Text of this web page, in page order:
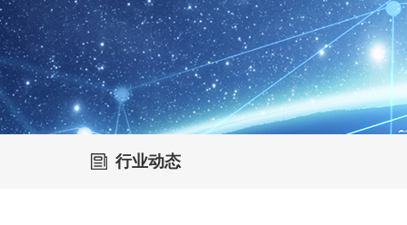
行业动态